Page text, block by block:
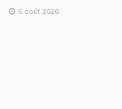
6 août 2026